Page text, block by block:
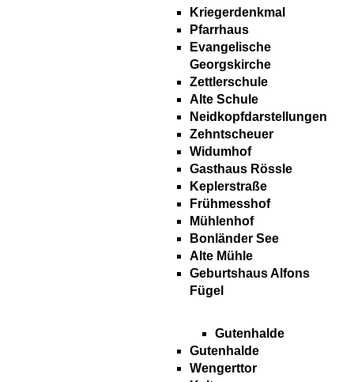
Kriegerdenkmal
Pfarrhaus
Evangelische
Georgskirche
Zettlerschule
Alte Schule
Neidkopfdarstellungen
Zehntscheuer
Widumhof
Gasthaus Rössle
Keplerstraße
Frühmesshof
Mühlenhof
Bonländer See
Alte Mühle
Geburtshaus Alfons
Fügel
Gutenhalde
Gutenhalde
Wengerttor